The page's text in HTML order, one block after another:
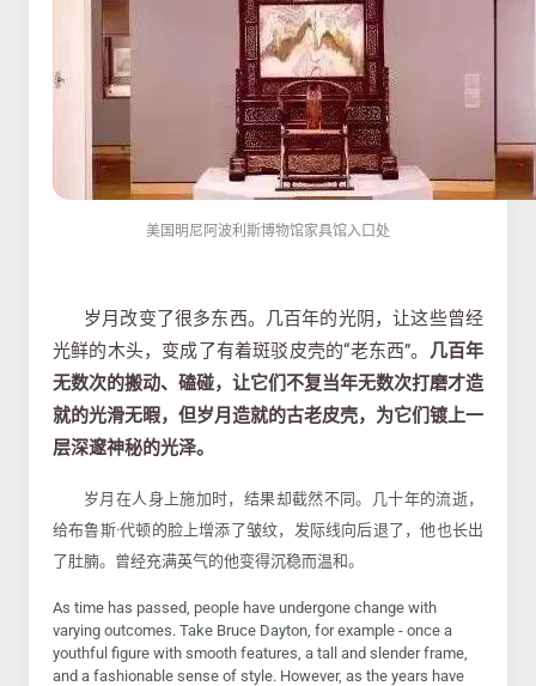
美国明尼阿波利斯博物馆家具馆入口处
岁月改变了很多东西。几百年的光阴，让这些曾经
光鲜的木头，变成了有着斑驳皮壳的“老东西”。 几百年
无数次的搬动、磕碰，让它们不复当年无数次打磨才造
就的光滑无暇，但岁月造就的古老皮壳，为它们镀上一
层深邃神秘的光泽。
岁月在人身上施加时，结果却截然不同。几十年的流逝，
给布鲁斯·代顿的脸上增添了皱纹，发际线向后退了，他也长出
了肚腩。曾经充满英气的他变得沉稳而温和。
As time has passed, people have undergone change with
varying outcomes. Take Bruce Dayton, for example - once a
youthful figure with smooth features, a tall and slender frame,
and a fashionable sense of style. However, as the years have